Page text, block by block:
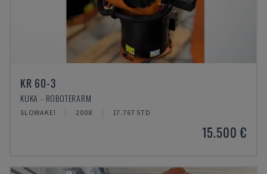
KR 60-3
KUKA - ROBOTERARM
SLOWAKEI 2008 17.767 STD
15.500 €